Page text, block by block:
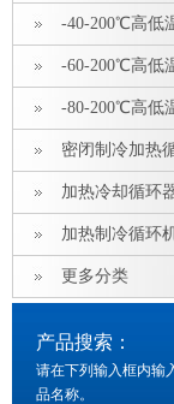
-40-200℃高低
-60-200℃高低
-80-200℃高低
密闭制冷加热
加热冷却循环
加热制冷循环
更多分类
产品搜索：
请在下列输入框内输
品名称。